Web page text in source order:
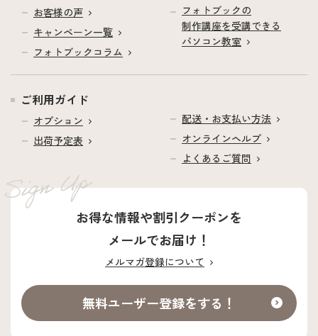
お客様の声
キャンペーン一覧
フォトブックコラム
フォトブックの
制作講座を受講できる
パソコン教室
ご利用ガイド
オプション
出荷予定表
配送・お支払い方法
オンラインヘルプ
よくあるご質問
お得な情報や割引クーポンを
メールでお届け！
メルマガ登録について
無料ユーザー登録をする！